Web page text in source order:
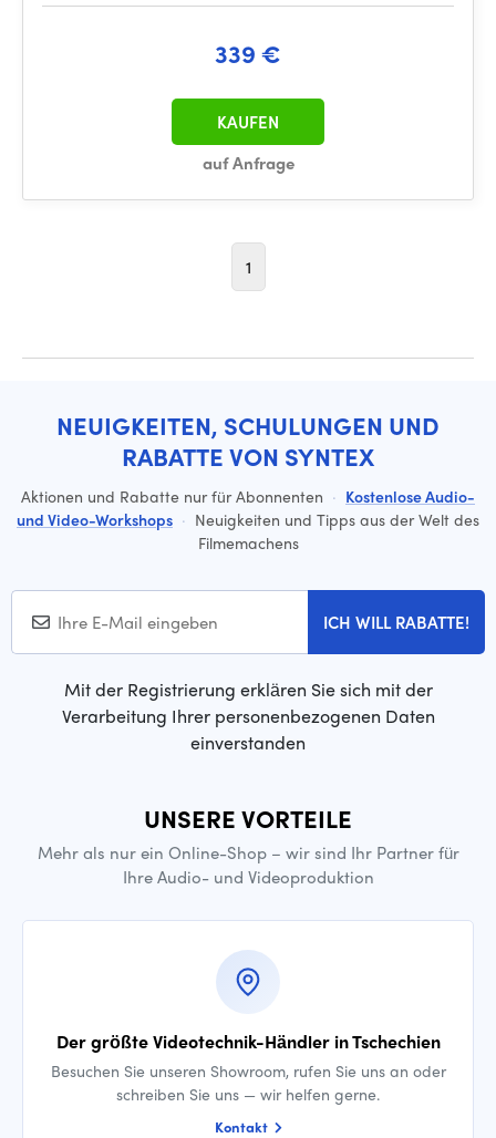
339 €
auf Anfrage
KAUFEN
1
NEUIGKEITEN, SCHULUNGEN UND
RABATTE VON SYNTEX
Aktionen und Rabatte nur für Abonnenten · Kostenlose Audio-
und Video-Workshops · Neuigkeiten und Tipps aus der Welt des
Filmemachens
ICH WILL RABATTE!
Mit der Registrierung erklären Sie sich mit der
Verarbeitung Ihrer personenbezogenen Daten
einverstanden
UNSERE VORTEILE
Mehr als nur ein Online-Shop – wir sind Ihr Partner für
Ihre Audio- und Videoproduktion
Der größte Videotechnik-Händler in Tschechien
Besuchen Sie unseren Showroom, rufen Sie uns an oder
schreiben Sie uns — wir helfen gerne.
Kontakt